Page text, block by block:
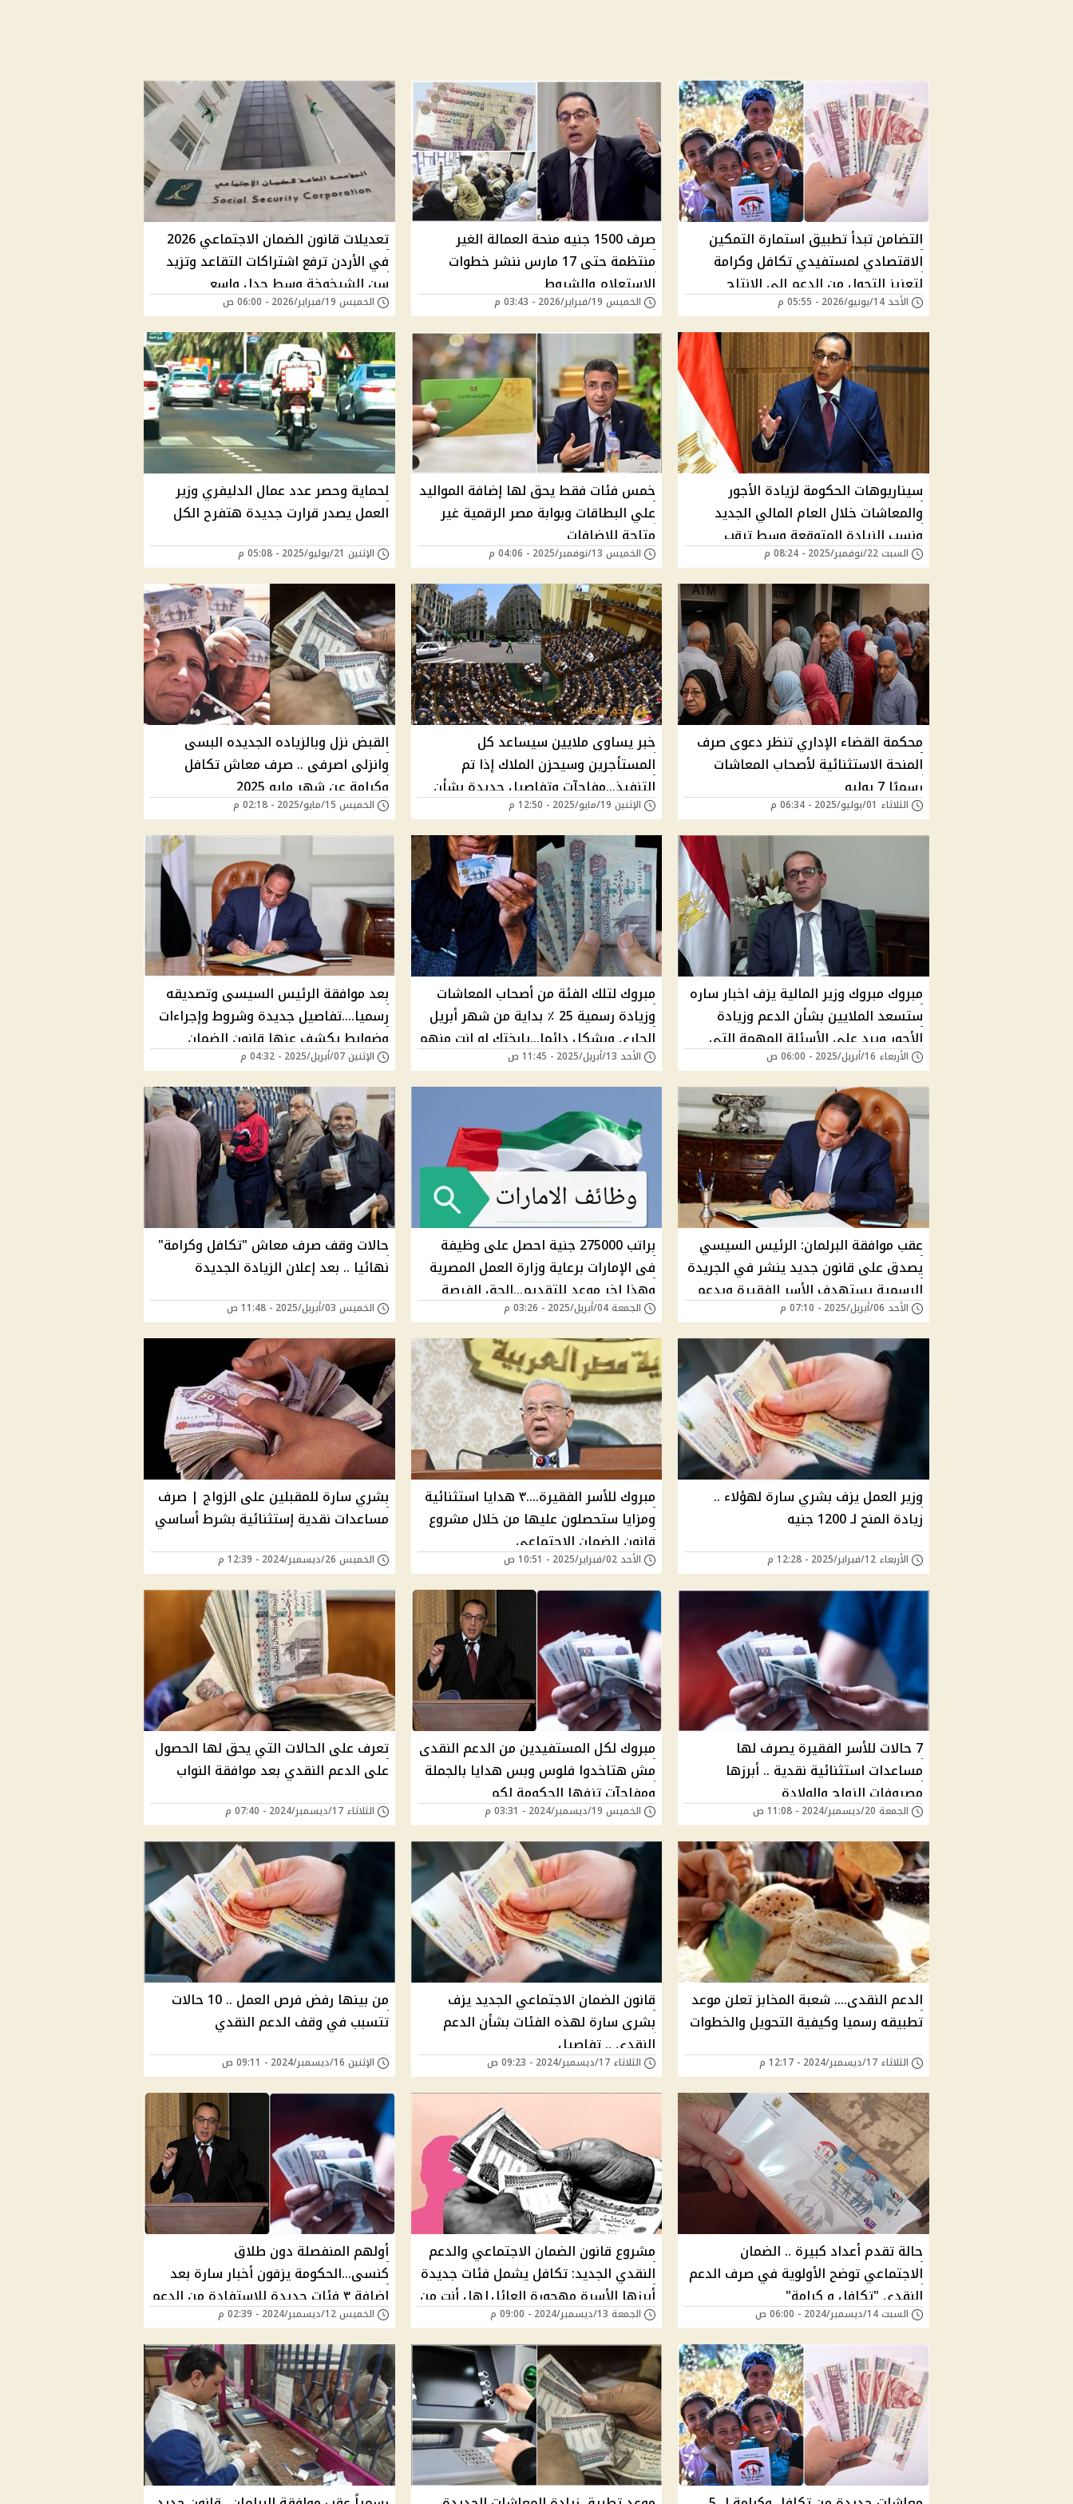
التضامن تبدأ تطبيق استمارة التمكين
الاقتصادي لمستفيدي تكافل وكرامة
لتعزيز التحول من الدعم إلى الإنتاج
الأحد 14/يونيو/2026 - 05:55 م
صرف 1500 جنيه منحة العمالة الغير
منتظمة حتى 17 مارس ننشر خطوات
الاستعلام والشروط
الخميس 19/فبراير/2026 - 03:43 م
تعديلات قانون الضمان الاجتماعي 2026
في الأردن ترفع اشتراكات التقاعد وتزيد
سن الشيخوخة وسط جدل واسع
الخميس 19/فبراير/2026 - 06:00 ص
سيناريوهات الحكومة لزيادة الأجور
والمعاشات خلال العام المالي الجديد
ونسب الزيادة المتوقعة وسط ترقب
شعبي
السبت 22/نوفمبر/2025 - 08:24 م
خمس فئات فقط يحق لها إضافة المواليد
علي البطاقات وبوابة مصر الرقمية غير
متاحة للاضافات
الخميس 13/نوفمبر/2025 - 04:06 م
‏لحماية وحصر عدد عمال الدليفري وزير
العمل يصدر قرارت جديدة هتفرح الكل
الإثنين 21/يوليو/2025 - 05:08 م
محكمة القضاء الإداري تنظر دعوى صرف
المنحة الاستثنائية لأصحاب المعاشات
رسميًا 7 يوليو
الثلاثاء 01/يوليو/2025 - 06:34 م
خبر يساوى ملايين سيساعد كل
المستأجرين وسيحزن الملاك إذا تم
التنفيذ...مفاجآت وتفاصيل جديدة بشأن
مشروع قانون الإيجارات القديمة
الإثنين 19/مايو/2025 - 12:50 م
القبض نزل وبالزياده الجديده البسى
وانزلى اصرفى .. صرف معاش تكافل
وكرامة عن شهر مايو 2025
الخميس 15/مايو/2025 - 02:18 م
مبروك مبروك وزير المالية يزف اخبار ساره
ستسعد الملايين بشأن الدعم وزيادة
الأجور ويرد على الأسئلة المهمة التي
ينتظرها المصريون بفارغ الصبر
الأربعاء 16/أبريل/2025 - 06:00 ص
مبروك لتلك الفئة من أصحاب المعاشات
وزيادة رسمية 25 ٪ بداية من شهر أبريل
الجارى وبشكل دائما...يابختك لو انت منهم
الأحد 13/أبريل/2025 - 11:45 ص
بعد موافقة الرئيس السيسى وتصديقه
رسميا....تفاصيل جديدة وشروط وإجراءات
وضوابط يكشف عنها قانون الضمان
الاجتماعى عن الدعم النقدي وموعد
التطبيق
الإثنين 07/أبريل/2025 - 04:32 م
عقب موافقة البرلمان: الرئيس السيسي
يصدق على قانون جديد ينشر في الجريدة
الرسمية يستهدف الأسر الفقيرة ويدعم
المرأة.. ما التفاصيل؟
الأحد 06/أبريل/2025 - 07:10 م
براتب 275000 جنية احصل على وظيفة
فى الإمارات برعاية وزارة العمل المصرية
وهذا اخر موعد للتقديم...الحق الفرصة
الجمعة 04/أبريل/2025 - 03:26 م
حالات وقف صرف معاش "تكافل وكرامة"
نهائيا .. بعد إعلان الزيادة الجديدة
الخميس 03/أبريل/2025 - 11:48 ص
وزير العمل يزف بشري سارة لهؤلاء ..
زيادة المنح لـ 1200 جنيه
الأربعاء 12/فبراير/2025 - 12:28 م
مبروك للأسر الفقيرة....٣ هدايا استثنائية
ومزايا ستحصلون عليها من خلال مشروع
قانون الضمان الاجتماعي
الأحد 02/فبراير/2025 - 10:51 ص
بشري سارة للمقبلين على الزواج | صرف
مساعدات نقدية إستثنائية بشرط أساسي
الخميس 26/ديسمبر/2024 - 12:39 م
7 حالات للأسر الفقيرة يصرف لها
مساعدات استثنائية نقدية .. أبرزها
مصروفات الزواج والولادة
الجمعة 20/ديسمبر/2024 - 11:08 ص
مبروك لكل المستفيدين من الدعم النقدى
مش هتاخدوا فلوس وبس هدايا بالجملة
ومفاجآت تزفها الحكومة لكم
الخميس 19/ديسمبر/2024 - 03:31 م
تعرف على الحالات التي يحق لها الحصول
على الدعم النقدي بعد موافقة النواب
الثلاثاء 17/ديسمبر/2024 - 07:40 م
الدعم النقدى.... شعبة المخابز تعلن موعد
تطبيقه رسميا وكيفية التحويل والخطوات
الثلاثاء 17/ديسمبر/2024 - 12:17 م
قانون الضمان الاجتماعي الجديد يزف
بشرى سارة لهذه الفئات بشأن الدعم
النقدي .. تفاصيل
الثلاثاء 17/ديسمبر/2024 - 09:23 ص
من بينها رفض فرص العمل .. 10 حالات
تتسبب في وقف الدعم النقدي
الإثنين 16/ديسمبر/2024 - 09:11 ص
حالة تقدم أعداد كبيرة .. الضمان
الاجتماعي توضح الأولوية في صرف الدعم
النقدي "تكافل و كرامة"
السبت 14/ديسمبر/2024 - 06:00 ص
مشروع قانون الضمان الاجتماعي والدعم
النقدي الجديد: تكافل يشمل فئات جديدة
أبرزها الأسرة مهجورة العائل|هل أنت من
المستفيدين؟
الجمعة 13/ديسمبر/2024 - 09:00 م
أولهم المنفصلة دون طلاق
كنسى...الحكومة يزفون أخبار سارة بعد
إضافة ٣ فئات جديدة للاستفادة من الدعم
النقدى
الخميس 12/ديسمبر/2024 - 02:39 م